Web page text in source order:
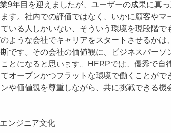
9年目を迎えましたが、ユーザーの成果に真
す。社内での評価ではなく、いかに顧客やマ
いる人しかいない、そういう環境を現段階で
ような会社でキャリアをスタートさせるかは
です。その会社の価値観に、ビジネスパーソ
とになると思います。HERPでは、優秀で自
オープンかつフラットな環境で働くことがで
ンや価値観を尊重しながら、共に挑戦できる機
ンジニア文化